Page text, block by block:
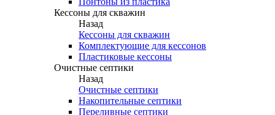
Кессоны для скважин
Назад
Кессоны для скважин
Комплектующие для кессонов
Пластиковые кессоны
Очистные септики
Назад
Очистные септики
Накопительные септики
Переливные септики